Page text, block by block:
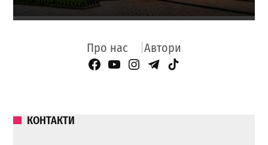
Про нас Автори
Facebook Page
YouTube
Instagram
Telegram
TikTok
КОНТАКТИ